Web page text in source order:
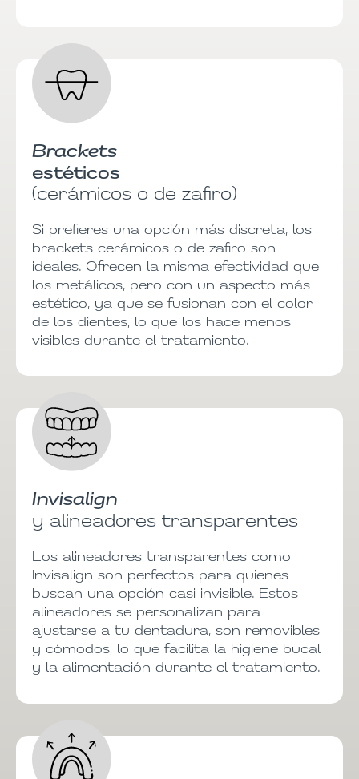
Brackets
estéticos
(cerámicos o de zafiro)
Si prefieres una opción más discreta, los
brackets cerámicos o de zafiro son
ideales. Ofrecen la misma efectividad que
los metálicos, pero con un aspecto más
estético, ya que se fusionan con el color
de los dientes, lo que los hace menos
visibles durante el tratamiento.
Invisalign
y alineadores transparentes
Los alineadores transparentes como
Invisalign son perfectos para quienes
buscan una opción casi invisible. Estos
alineadores se personalizan para
ajustarse a tu dentadura, son removibles
y cómodos, lo que facilita la higiene bucal
y la alimentación durante el tratamiento.